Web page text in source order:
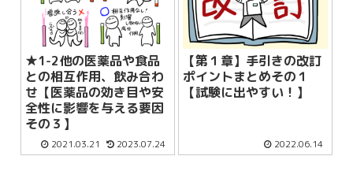
★1-2他の医薬品や食品
との相互作用、飲み合わ
せ【医薬品の効き目や安
全性に影響を与える要因
その３】
2021.03.21 2023.07.24
【第１章】手引きの改訂
ポイントまとめその１
【試験に出やすい！】
2022.06.14